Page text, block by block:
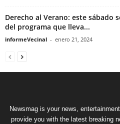
Derecho al Verano: este sábado
del programa que lleva...
informeVecinal - enero 21, 2024
Newsmag is your news,
provide you with the latest breaking